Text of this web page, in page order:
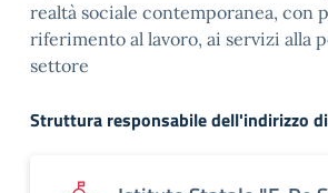
realtà sociale contemporanea, con
riferimento al lavoro, ai servizi alla
settore
Struttura responsabile dell'indirizzo